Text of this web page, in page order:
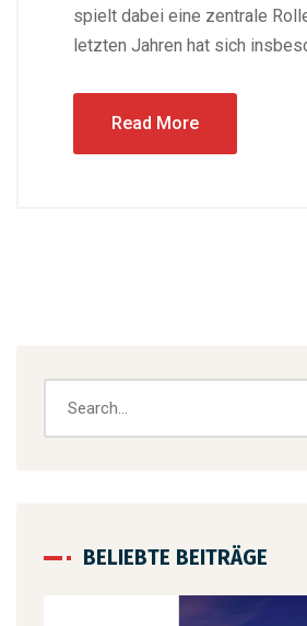
spielt dabei eine zentrale
letzten Jahren hat sich
Read More
BELIEBTE BEITRÄGE